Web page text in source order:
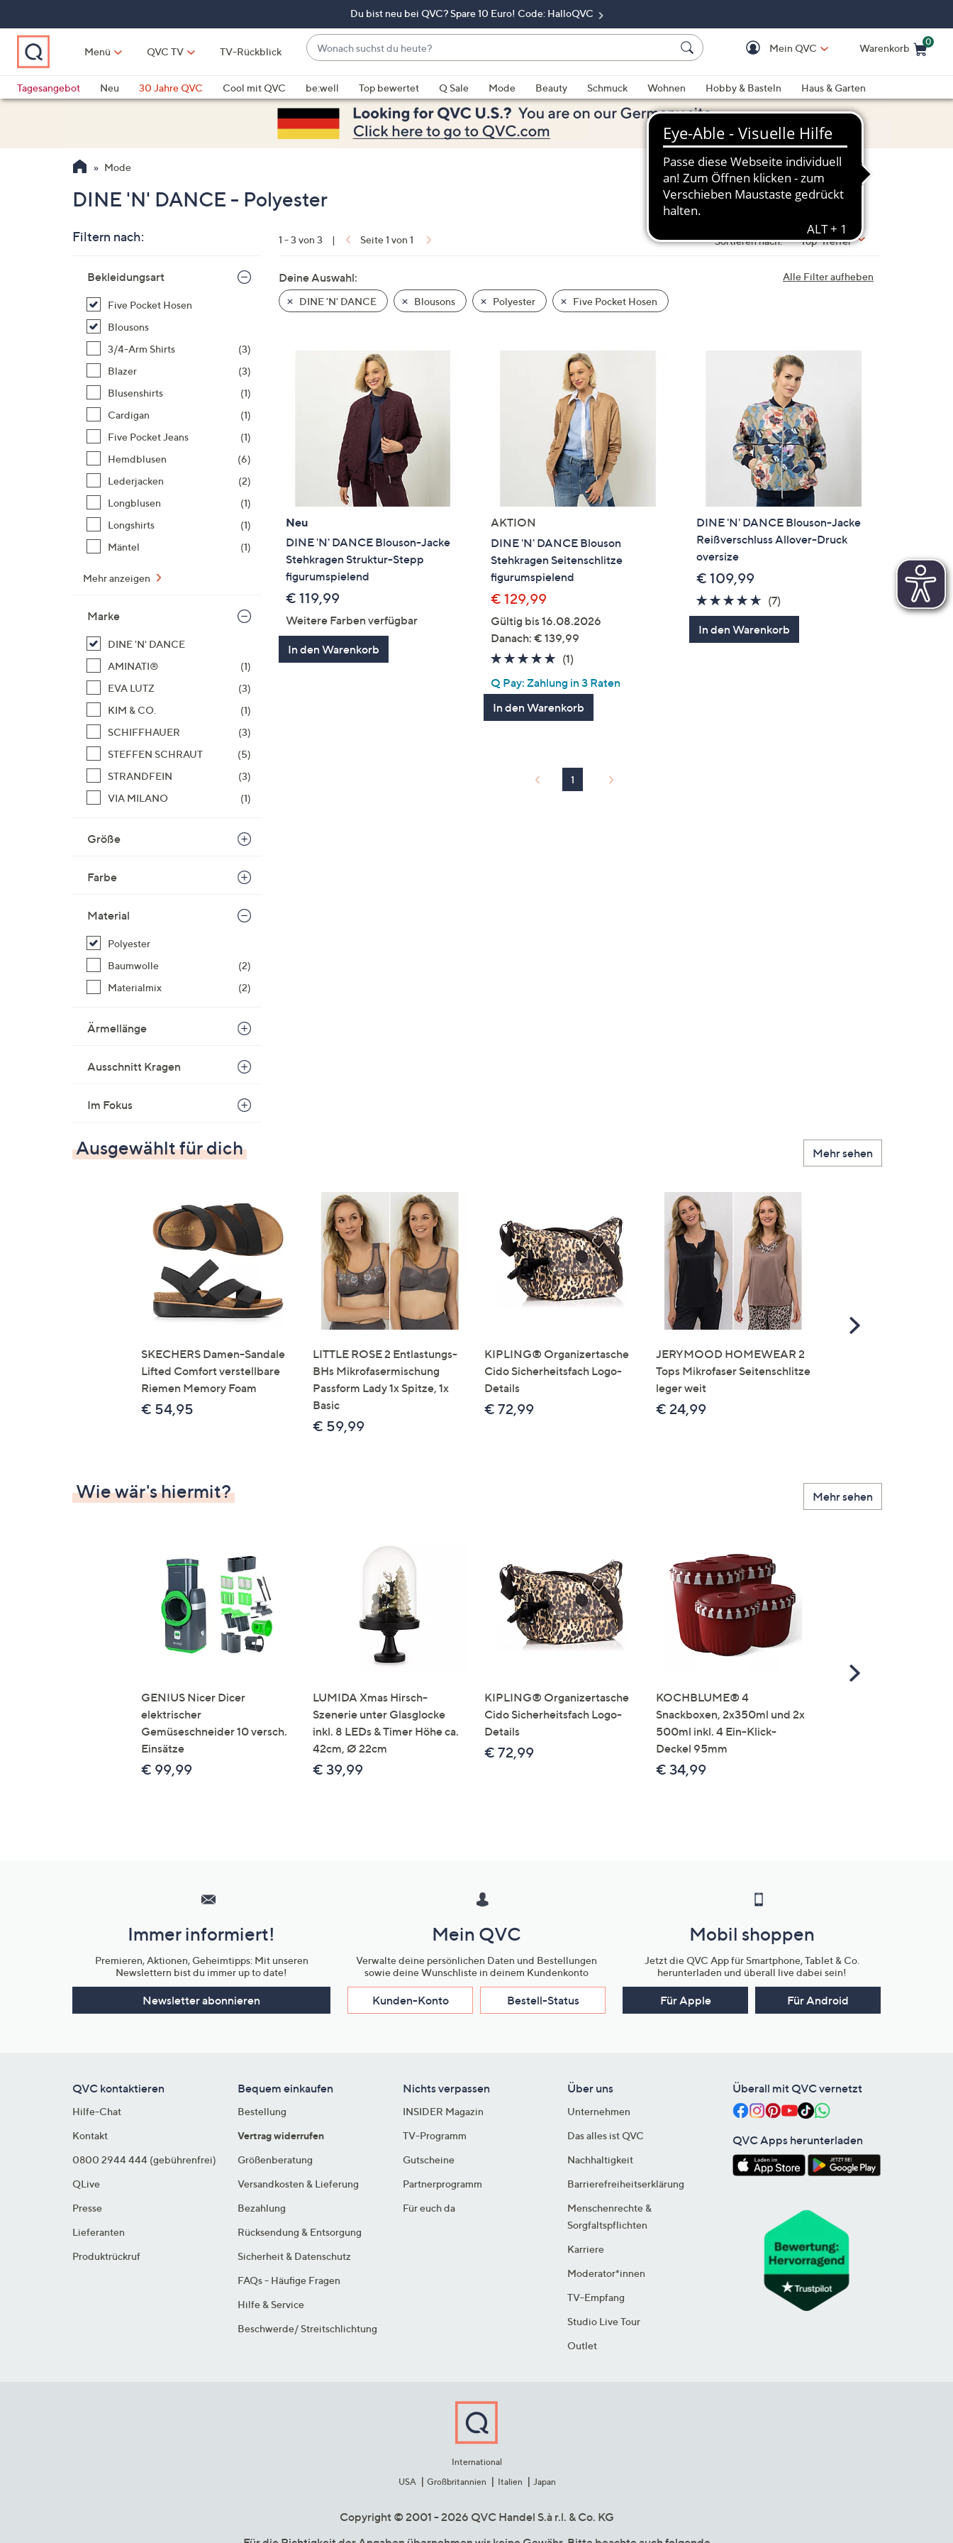
springen
Du bist neu bei QVC? Spare 10 Euro! Code: HalloQVC
Menü QVC TV TV-Rückblick
Wonach
suchst
du
heute?
Vorschläge
verfügbar
sind,
verwenden
nach
und
unten
oder
wischen
anzuzeigen.
Mein QVC Warenkorb
0
Tagesangebot
Neu 30 Jahre QVC Cool mit QVC be:well Top bewertet Q Sale Mode Beauty Schmuck Wohnen Hobby & Basteln
Haus & Garten
Mode
DINE 'N' DANCE - Polyester
Filtern nach:
Produktliste
Bekleidungsart
Five Pocket Hosen
Blousons
3/4-Arm Shirts
(3)
Blazer
(3)
Blusenshirts
(1)
Cardigan
(1)
Five Pocket Jeans
(1)
Hemdblusen
(6)
Lederjacken
(2)
Longblusen
(1)
Longshirts
(1)
Mäntel
(1)
Mehr anzeigen
Marke
DINE 'N' DANCE
AMINATI®
(1)
EVA LUTZ
(3)
KIM & CO.
(1)
SCHIFFHAUER
(3)
STEFFEN SCHRAUT
(5)
STRANDFEIN
(3)
VIA MILANO
(1)
Größe
Farbe
Material
Polyester
Baumwolle
(2)
Materialmix
(2)
Ärmellänge
Ausschnitt Kragen
Im Fokus
1 - 3 von 3 | Seite 1 von 1 Sortieren nach: Top-Treffer
Alle Filter aufheben
Deine Auswahl:
DINE 'N' DANCE Blousons Polyester Five Pocket Hosen
Neu
DINE 'N' DANCE Blouson-Jacke
Stehkragen Struktur-Stepp
figurumspielend
€ 119,99
Weitere Farben verfügbar
In den Warenkorb
AKTION
DINE 'N' DANCE Blouson
Stehkragen Seitenschlitze
figurumspielend
€ 129,99
Gültig bis 16.08.2026
Danach: € 139,99
5.0
5
(1)
Q Pay: Zahlung in 3 Raten
In den Warenkorb
DINE 'N' DANCE Blouson-Jacke
Reißverschluss Allover-Druck
oversize
€ 109,99
4.6
von
5
(7)
Bewertungen
In den Warenkorb
1
Ausgewählt für dich Mehr sehen
SKECHERS Damen-Sandale
Lifted Comfort verstellbare
Riemen Memory Foam
€ 54,95
LITTLE ROSE 2 Entlastungs-
BHs Mikrofasermischung
Passform Lady 1x Spitze, 1x
Basic
€ 59,99
KIPLING® Organizertasche
Cido Sicherheitsfach Logo-
Details
€ 72,99
JERYMOOD HOMEWEAR 2
Tops Mikrofaser Seitenschlitze
leger weit
€ 24,99
Scroll
Wie wär's hiermit? Mehr sehen
GENIUS Nicer Dicer
elektrischer
Gemüseschneider 10 versch.
Einsätze
€ 99,99
LUMIDA Xmas Hirsch-
Szenerie unter Glasglocke
inkl. 8 LEDs & Timer Höhe ca.
42cm, Ø 22cm
€ 39,99
KIPLING® Organizertasche
Cido Sicherheitsfach Logo-
Details
€ 72,99
KOCHBLUME® 4
Snackboxen, 2x350ml und 2x
500ml inkl. 4 Ein-Klick-
Deckel 95mm
€ 34,99
Scroll
Unternehmensinformationen
Immer informiert!
Premieren, Aktionen, Geheimtipps: Mit unseren
Newslettern bist du immer up to date!
Newsletter abonnieren
Mein QVC
Verwalte deine persönlichen Daten und Bestellungen
sowie deine Wunschliste in deinem Kundenkonto
Kunden-Konto Bestell-Status
Mobil shoppen
Jetzt die QVC App für Smartphone, Tablet & Co.
herunterladen und überall live dabei sein!
Für Apple Für Android
QVC kontaktieren
Hilfe-Chat
Kontakt
0800 2944 444 (gebührenfrei)
QLive
Presse
Lieferanten
Produktrückruf
Bequem einkaufen
Bestellung
Vertrag widerrufen
Größenberatung
Versandkosten & Lieferung
Bezahlung
Rücksendung & Entsorgung
Sicherheit & Datenschutz
FAQs - Häufige Fragen
Hilfe & Service
Beschwerde/ Streitschlichtung
Nichts verpassen
INSIDER Magazin
TV-Programm
Gutscheine
Partnerprogramm
Für euch da
Über uns
Unternehmen
Das alles ist QVC
Nachhaltigkeit
Barrierefreiheitserklärung
Menschenrechte &
Sorgfaltspflichten
Karriere
Moderator*innen
TV-Empfang
Studio Live Tour
Outlet
Überall mit QVC vernetzt
QVC Apps herunterladen
International
USA
Großbritannien Italien Japan
Copyright © 2001 - 2026 QVC Handel S.à r.l. & Co. KG